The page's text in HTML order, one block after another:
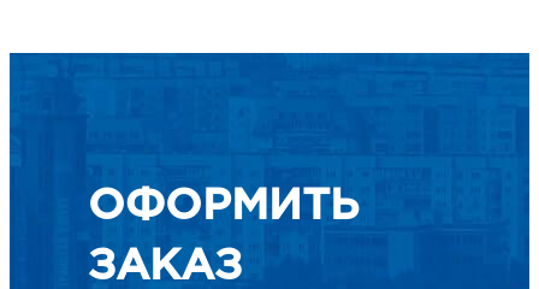
ОФОРМИТЬ
ЗАКАЗ